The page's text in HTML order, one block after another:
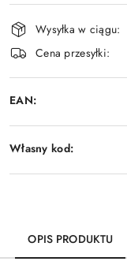
Dostępność
i
dostawa
Wysyłka w ciągu:
Cena przesyłki:
EAN:
Własny kod:
OPIS PRODUKTU